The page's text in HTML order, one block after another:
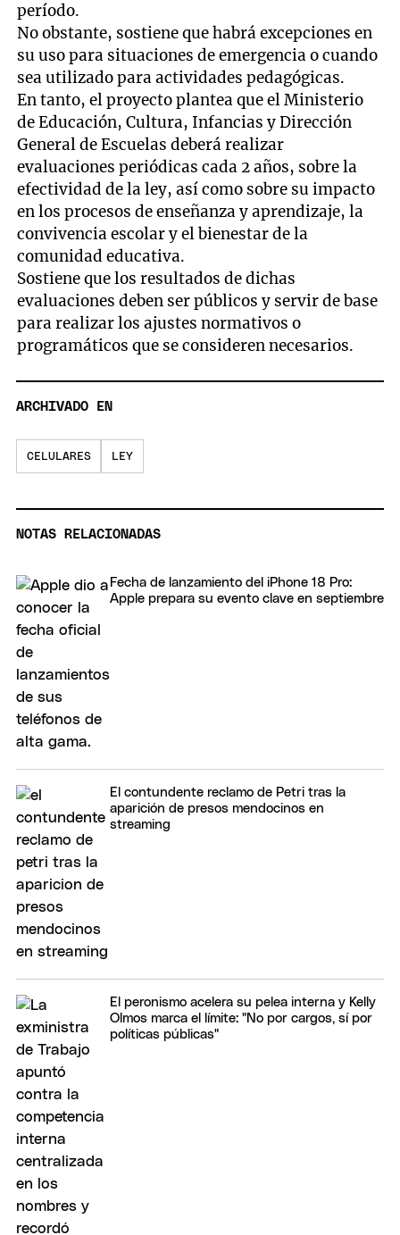
período.
No obstante, sostiene que habrá excepciones en
su uso para situaciones de emergencia o cuando
sea utilizado para actividades pedagógicas.
En tanto, el proyecto plantea que el Ministerio
de Educación, Cultura, Infancias y Dirección
General de Escuelas deberá realizar
evaluaciones periódicas cada 2 años, sobre la
efectividad de la ley, así como sobre su impacto
en los procesos de enseñanza y aprendizaje, la
convivencia escolar y el bienestar de la
comunidad educativa.
Sostiene que los resultados de dichas
evaluaciones deben ser públicos y servir de base
para realizar los ajustes normativos o
programáticos que se consideren necesarios.
ARCHIVADO EN
CELULARES LEY
NOTAS RELACIONADAS
Fecha de lanzamiento del iPhone 18 Pro:
Apple prepara su evento clave en septiembre
El contundente reclamo de Petri tras la
aparición de presos mendocinos en
streaming
El peronismo acelera su pelea interna y Kelly
Olmos marca el límite: "No por cargos, sí por
políticas públicas"